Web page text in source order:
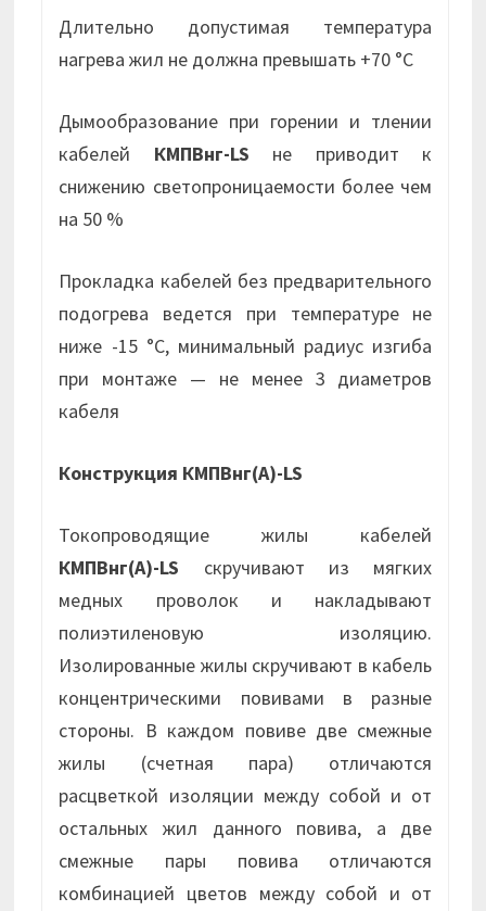
Длительно допустимая температура
нагрева жил не должна превышать +70 °С
Дымообразование при горении и тлении
кабелей КМПВнг-LS не приводит к
снижению светопроницаемости более чем
на 50 %
Прокладка кабелей без предварительного
подогрева ведется при температуре не
ниже -15 °С, минимальный радиус изгиба
при монтаже — не менее 3 диаметров
кабеля
Конструкция КМПВнг(А)-LS
Токопроводящие жилы кабелей
КМПВнг(А)-LS скручивают из мягких
медных проволок и накладывают
полиэтиленовую изоляцию.
Изолированные жилы скручивают в кабель
концентрическими повивами в разные
стороны. В каждом повиве две смежные
жилы (счетная пара) отличаются
расцветкой изоляции между собой и от
остальных жил данного повива, а две
смежные пары повива отличаются
комбинацией цветов между собой и от